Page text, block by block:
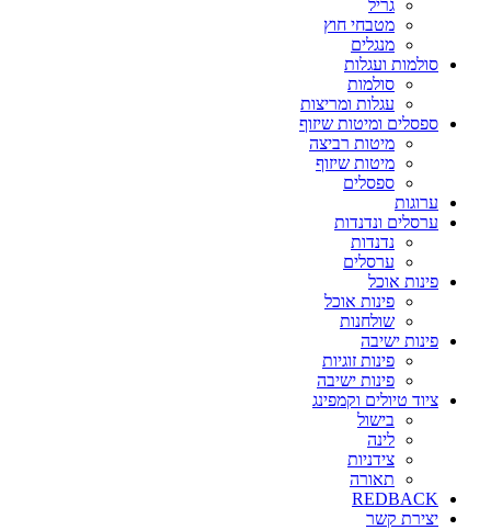
גריל
מטבחי חוץ
מנגלים
סולמות ועגלות
סולמות
עגלות ומריצות
ספסלים ומיטות שיזוף
מיטות רביצה
מיטות שיזוף
ספסלים
ערוגות
ערסלים ונדנדות
נדנדות
ערסלים
פינות אוכל
פינות אוכל
שולחנות
פינות ישיבה
פינות זוגיות
פינות ישיבה
ציוד טיולים וקמפינג
בישול
לינה
צידניות
תאורה
REDBACK
יצירת קשר